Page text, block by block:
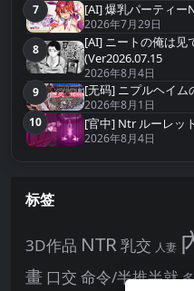
第7名
7
2026年7月29日
第8名
8
[AI] ニートの俺は见
(Ver2026.07.15
2026年8月4日
第9名
9 [无码] ニプルヘイム
2026年8月1日
第10名
10 [官中] Ntr ルーレット
2026年8月4日
标签
3D作品 NTR乳交 人妻
畫 口交 命令/半推半就